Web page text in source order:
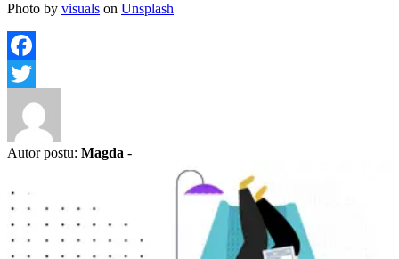
Photo by visuals on Unsplash
Facebook
Twitter
Autor postu: Magda -